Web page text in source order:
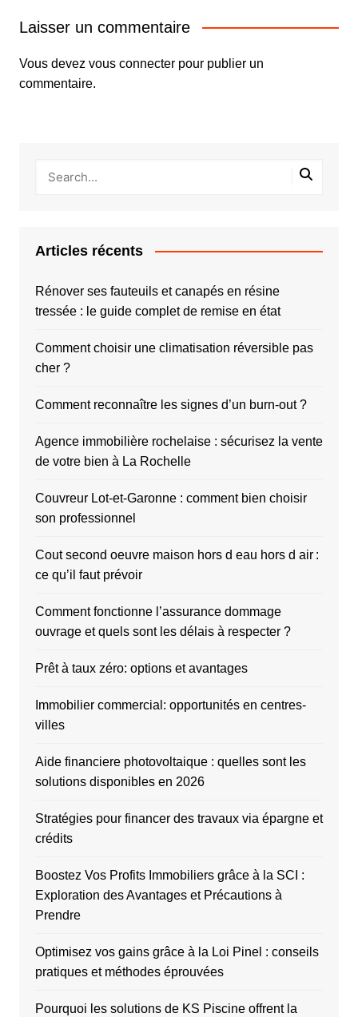
Laisser un commentaire
Vous devez vous connecterpour publier un
commentaire.
Articles récents
Rénover ses fauteuils et canapés en résine
tressée : le guide complet de remise en état
Comment choisir une climatisation réversible pas
cher ?
Comment reconnaître les signes d’un burn-out ?
Agence immobilière rochelaise : sécurisez la vente
de votre bien à La Rochelle
Couvreur Lot-et-Garonne : comment bien choisir
son professionnel
Cout second oeuvre maison hors d eau hors d air :
ce qu’il faut prévoir
Comment fonctionne l’assurance dommage
ouvrage et quels sont les délais à respecter ?
Prêt à taux zéro: options et avantages
Immobilier commercial: opportunités en centres-
villes
Aide financiere photovoltaique : quelles sont les
solutions disponibles en 2026
Stratégies pour financer des travaux via épargne et
crédits
Boostez Vos Profits Immobiliers grâce à la SCI :
Exploration des Avantages et Précautions à
Prendre
Optimisez vos gains grâce à la Loi Pinel : conseils
pratiques et méthodes éprouvées
Pourquoi les solutions de KS Piscine offrent la